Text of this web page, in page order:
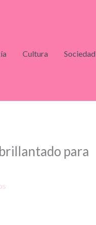
Cultura Sociedad
para